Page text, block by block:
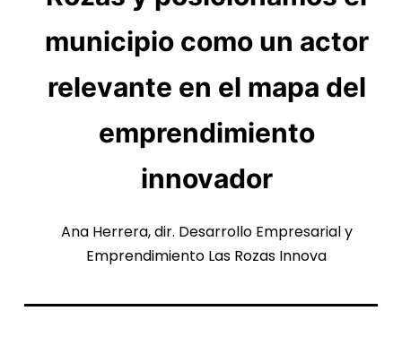
municipio como un actor
relevante en el mapa del
emprendimiento
innovador
Ana Herrera, dir. Desarrollo Empresarial y
Emprendimiento Las Rozas Innova